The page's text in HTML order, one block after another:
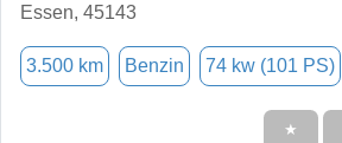
Essen, 45143
3.500 km Benzin 74 kw (101 PS)
★